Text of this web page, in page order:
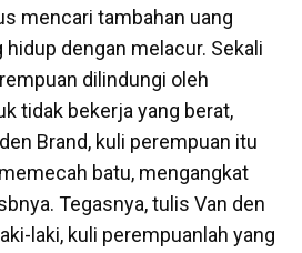
mencari tambahan uang
dengan melacur. Sekali
dilindungi oleh
tidak bekerja yang berat,
Brand, kuli perempuan itu
batu, mengangkat
Tegasnya, tulis Van den
laki, kuli perempuanlah yang